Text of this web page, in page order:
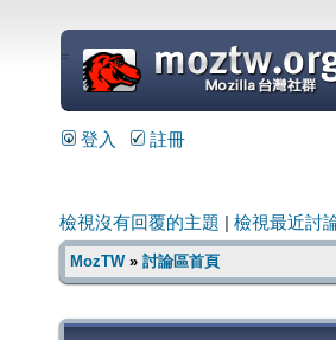
=
登入 註冊
檢視沒有回覆的主題 檢視最近討
MozTW» 討論區首頁